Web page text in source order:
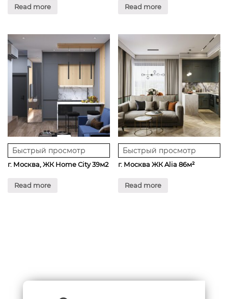
Read more Read more
Быстрый просмотр
г. Москва, ЖК Home City 39м2
Read more
Быстрый просмотр
г. Москва ЖК Alia 86м²
Read more